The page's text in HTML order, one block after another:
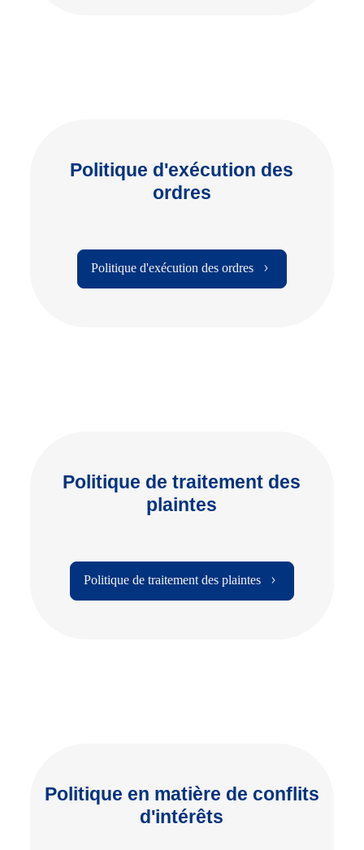
Politique d'exécution des
ordres
Politique d'exécution des ordres
Politique de traitement des
plaintes
Politique de traitement des plaintes
Politique en matière de conflits
d'intérêts